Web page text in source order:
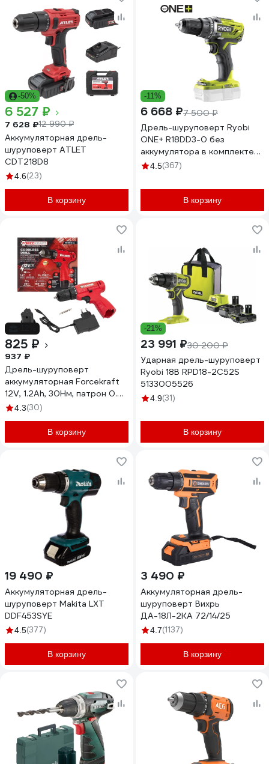
-50%
6 527 ₽
7 628 ₽12 990 ₽
Аккумуляторная дрель-
шуруповерт ATLET
CDT218D8
4.6(23)
В корзину
-11%
6 668 ₽7 500 ₽
Дрель-шуруповерт Ryobi
ONE+ R18DD3-0 без
аккумулятора в комплекте
5133002889
4.5(367)
В корзину
825 ₽
937 ₽
Дрель-шуруповерт
аккумуляторная Forcekraft
12V, 1.2Ah, 30Нм, патрон 0.8-
10 мм FK-CDA12V Li-
4.3(30)
В корзину
-21%
23 991 ₽30 200 ₽
Ударная дрель-шуруповерт
Ryobi 18В RPD18-2C52S
5133005526
4.9(31)
В корзину
19 490 ₽
Аккумуляторная дрель-
шуруповерт Makita LXT
DDF453SYE
4.5(377)
В корзину
3 490 ₽
Аккумуляторная дрель-
шуруповерт Вихрь
ДА-18Л-2КА 72/14/25
4.7(1137)
В корзину